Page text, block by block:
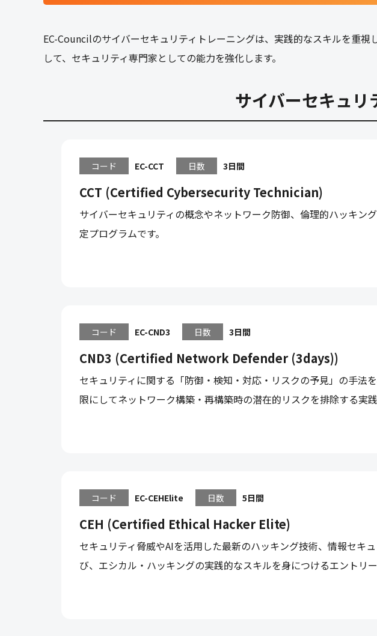
EC-Councilのサイバーセキュリティトレーニングは、実践的なスキルを重
して、セキュリティ専門家としての能力を強化します。
サイバーセキュリ
コード EC-CCT 日数 3日間
CCT (Certified Cybersecurity Technician)
サイバーセキュリティの概念やネットワーク防御、倫理的ハッキン
定プログラムです。
コード EC-CND3 日数 3日間
CND3 (Certified Network Defender (3days))
セキュリティに関する「防御・検知・対応・リスクの予見」の手法
限にしてネットワーク構築・再構築時の潜在的リスクを排除する実
コード EC-CEHElite 日数 5日間
CEH (Certified Ethical Hacker Elite)
セキュリティ脅威やAIを活用した最新のハッキング技術、情報セキ
び、エシカル・ハッキングの実践的なスキルを身につけるエントリー